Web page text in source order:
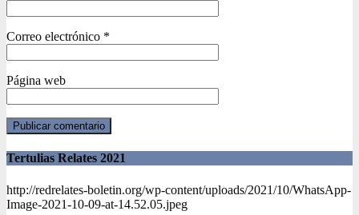
Correo electrónico *
Página web
Tertulias Relates 2021
http://redrelates-boletin.org/wp-content/uploads/2021/10/WhatsApp-
Image-2021-10-09-at-14.52.05.jpeg